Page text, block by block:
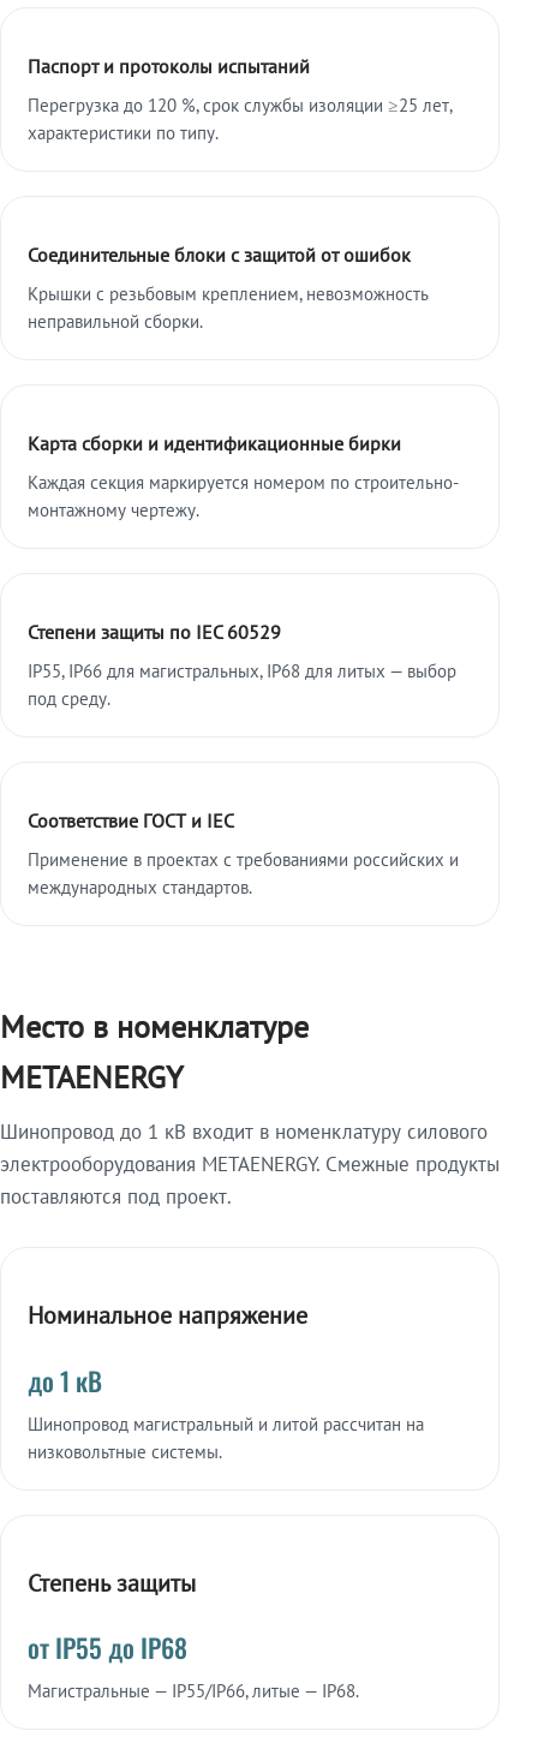
Паспорт и протоколы испытаний
Перегрузка до 120 %, срок службы изоляции ≥25 лет,
характеристики по типу.
Соединительные блоки с защитой от ошибок
Крышки с резьбовым креплением, невозможность
неправильной сборки.
Карта сборки и идентификационные бирки
Каждая секция маркируется номером по строительно-
монтажному чертежу.
Степени защиты по IEC 60529
IP55, IP66 для магистральных, IP68 для литых — выбор
под среду.
Соответствие ГОСТ и IEC
Применение в проектах с требованиями российских и
международных стандартов.
Место в номенклатуре
METAENERGY
Шинопровод до 1 кВ входит в номенклатуру силового
электрооборудования METAENERGY. Смежные продукты
поставляются под проект.
Номинальное напряжение
до 1 кВ
Шинопровод магистральный и литой рассчитан на
низковольтные системы.
Степень защиты
от IP55 до IP68
Магистральные — IP55/IP66, литые — IP68.